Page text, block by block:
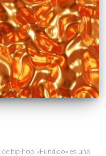
hip-hop. «Fundido» es una